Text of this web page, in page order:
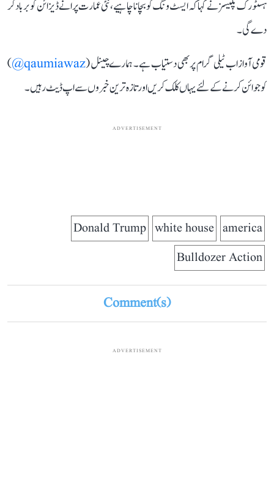
ہسٹورک پلیسز نے کہا کہ ایسٹ ونگ کو بچانا چاہیے، نئی عمارت پرانے ڈیزائن کو برباد کر
دے گی۔
قومی آواز اب ٹیلی گرام پر بھی دستیاب ہے۔ ہمارے چینل (qaumiawaz@
)
کو جوائن کرنے کے لئے یہاں کلک کریں اور تازہ ترین خبروں سے اپ ڈیٹ رہیں۔
ADVERTISEMENT
america
white house
Donald Trump
Bulldozer Action
Comment(s)
ADVERTISEMENT